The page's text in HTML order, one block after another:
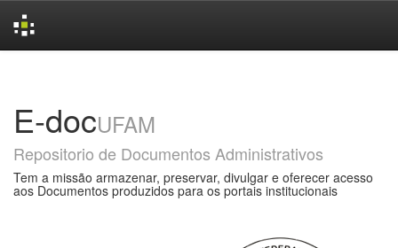
E-docUFAM
Repositorio de Documentos Administrativos
Tem a missão armazenar, preservar, divulgar e oferecer acesso
aos Documentos produzidos para os portais institucionais